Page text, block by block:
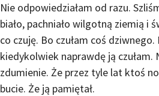
Nie odpowiedziałam od razu.
biało, pachniało wilgotną ziemią i
co czuję. Bo czułam coś
kiedykolwiek naprawdę ją czułam.
zdumienie. Że przez tyle lat ktoś
bucie. Że ją pamiętał.